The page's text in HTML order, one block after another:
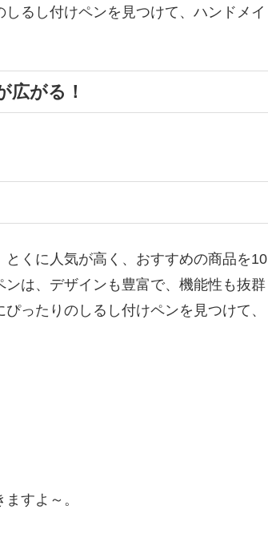
るし付けペンを見つけて、ハンドメイ
広がる！
くに人気が高く、おすすめの商品を10
は、デザインも豊富で、機能性も抜群
ったりのしるし付けペンを見つけて、
すよ～。